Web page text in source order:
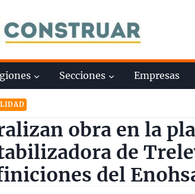
Secciones Empresas
obra en la
de
del